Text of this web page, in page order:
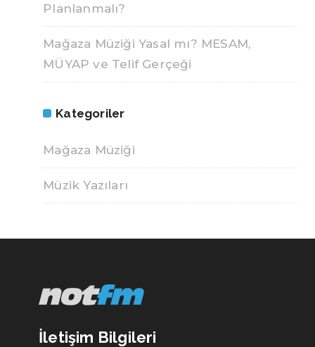
Planlanmalı?
Mağaza Müziği Yasal mı? MESAM,
MÜYAP ve Telif Gerçeği
Kategoriler
Mağaza Müziği
Müzik Yazıları
İletişim Bilgileri